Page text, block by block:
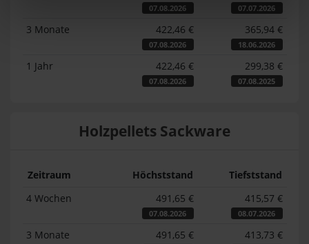
07.08.2026 07.07.2026
3 Monate 422,46 €
07.08.2026
365,94 €
18.06.2026
1 Jahr 422,46 €
07.08.2026
299,38 €
07.08.2025
Holzpellets Sackware
Zeitraum Höchststand
Tiefststand
4 Wochen
491,65 €
07.08.2026
415,57 €
08.07.2026
3 Monate 491,65 € 413,73 €